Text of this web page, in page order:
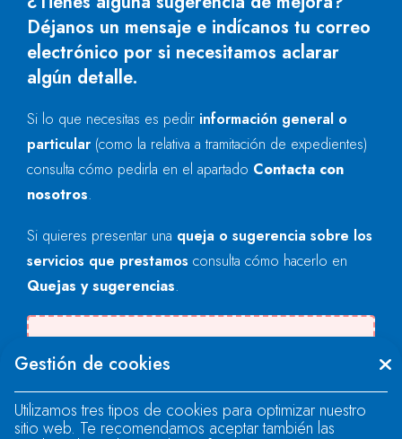
Déjanos un mensaje e indícanos tu correo
electrónico por si necesitamos aclarar
algún detalle.
Si lo que necesitas es pedir información general o
particular (como la relativa a tramitación de expedientes)
consulta cómo pedirla en el apartado Contacta con
nosotros.
Si quieres presentar una queja o sugerencia sobre los
servicios que prestamos consulta cómo hacerlo en
Quejas y sugerencias.
"text" field.
Gestión de cookies
Utilizamos tres tipos de cookies para optimizar nuestro
sitio web. Te recomendamos aceptar también las